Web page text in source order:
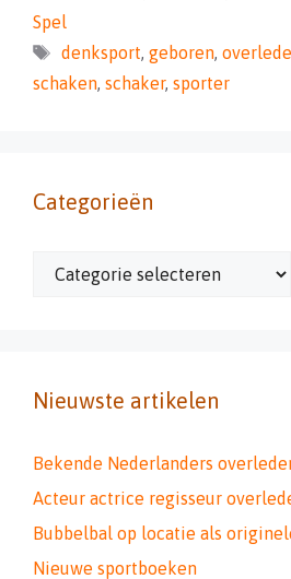
Spel
Tags
denksport, geboren,
schaken, schaker, sporter
Categorieën
Categorieën
Nieuwste artikelen
Bekende Nederlanders
Acteur actrice regisseur
Bubbelbal op locatie als
Nieuwe sportboeken